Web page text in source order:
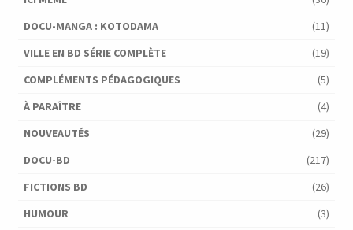
DOCU-MANGA : KOTODAMA
(11)
VILLE EN BD SÉRIE COMPLÈTE
(19)
COMPLÉMENTS PÉDAGOGIQUES
(5)
À PARAÎTRE
(4)
NOUVEAUTÉS
(29)
DOCU-BD
(217)
FICTIONS BD
(26)
HUMOUR
(3)